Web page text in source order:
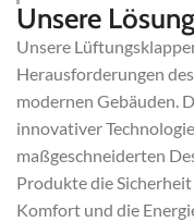
Unsere
Unsere
Herausforderungen
modernen Gebäuden.
innovativer
maßgeschneiderten
Produkte die
Komfort und die